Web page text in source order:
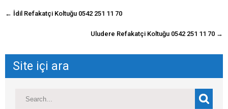
navigasyon
← İdil Refakatçi Koltuğu 0542 251 11 70
Uludere Refakatçi Koltuğu 0542 251 11 70 →
Site içi ara